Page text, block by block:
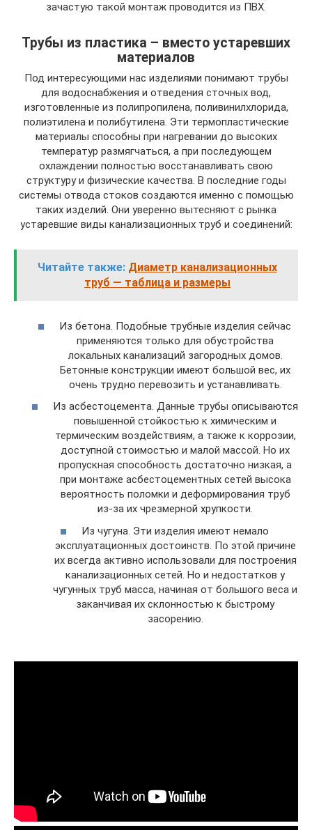
зачастую такой монтаж проводится из ПВХ.
Трубы из пластика – вместо устаревших
материалов
Под интересующими нас изделиями понимают трубы
для водоснабжения и отведения сточных вод,
изготовленные из полипропилена, поливинилхлорида,
полиэтилена и полибутилена. Эти термопластические
материалы способны при нагревании до высоких
температур размягчаться, а при последующем
охлаждении полностью восстанавливать свою
структуру и физические качества. В последние годы
системы отвода стоков создаются именно с помощью
таких изделий. Они уверенно вытесняют с рынка
устаревшие виды канализационных труб и соединений:
Читайте также: Диаметр канализационных
труб — таблица и размеры
Из бетона. Подобные трубные изделия сейчас
применяются только для обустройства
локальных канализаций загородных домов.
Бетонные конструкции имеют большой вес, их
очень трудно перевозить и устанавливать.
Из асбестоцемента. Данные трубы описываются
повышенной стойкостью к химическим и
термическим воздействиям, а также к коррозии,
доступной стоимостью и малой массой. Но их
пропускная способность достаточно низкая, а
при монтаже асбестоцементных сетей высока
вероятность поломки и деформирования труб
из-за их чрезмерной хрупкости.
Из чугуна. Эти изделия имеют немало
эксплуатационных достоинств. По этой причине
их всегда активно использовали для построения
канализационных сетей. Но и недостатков у
чугунных труб масса, начиная от большого веса и
заканчивая их склонностью к быстрому
засорению.